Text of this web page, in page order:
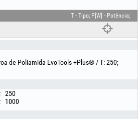
cuba: 1.4 mm
cuba: 1.5 mm
tempo possível, recomenda-se limpá-
la com a cuba virada para baixo, em
nas melhores condições.
T - Tipo; P[W] - Potência;
de Poliamida EvoTools +Plus® / T: 250;
250
1000